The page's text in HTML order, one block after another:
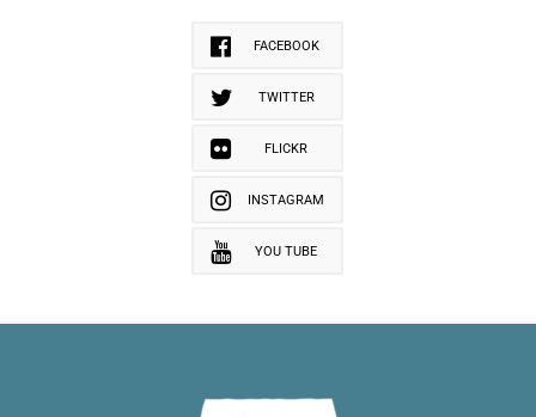
FACEBOOK
TWITTER
FLICKR
INSTAGRAM
YOU TUBE